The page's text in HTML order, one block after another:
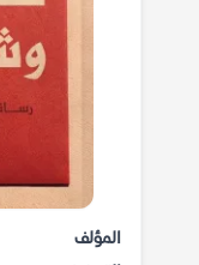
المؤلف